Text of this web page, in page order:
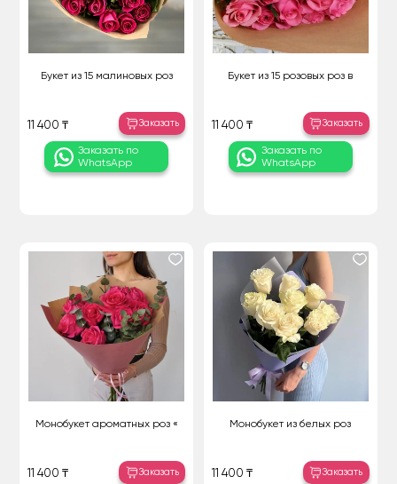
Букет из 15 малиновых роз
11 400 ₸ Заказать
Заказать по
WhatsApp
Букет из 15 розовых роз в
11 400 ₸ Заказать
Заказать по
WhatsApp
Монобукет ароматных роз «
11 400 ₸ Заказать
Монобукет из белых роз
11 400 ₸ Заказать